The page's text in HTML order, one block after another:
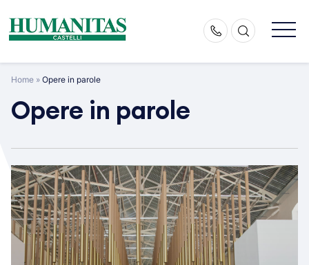
content
Home » Opere in parole
Opere in parole